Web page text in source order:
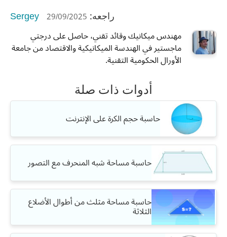
راجعه: Sergey 29/09/2025
مهندس ميكانيك وقائد تقني، حاصل على درجتي
ماجستير في الهندسة الميكانيكية والاقتصاد من جامعة
الأورال الحكومية التقنية.
أدوات ذات صلة
حاسبة حجم الكرة على الإنترنت
حاسبة مساحة شبه المنحرف مع التصور
حاسبة مساحة مثلث من أطوال الأضلاع
الثلاثة